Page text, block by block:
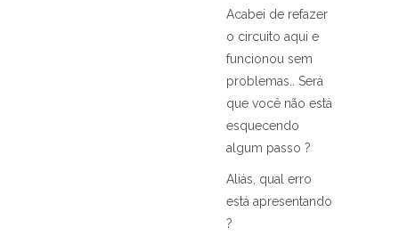
Acabei de refazer
o circuito aqui e
funcionou sem
problemas.. Será
que você não está
esquecendo
algum passo ?
Aliás, qual erro
está apresentando
?